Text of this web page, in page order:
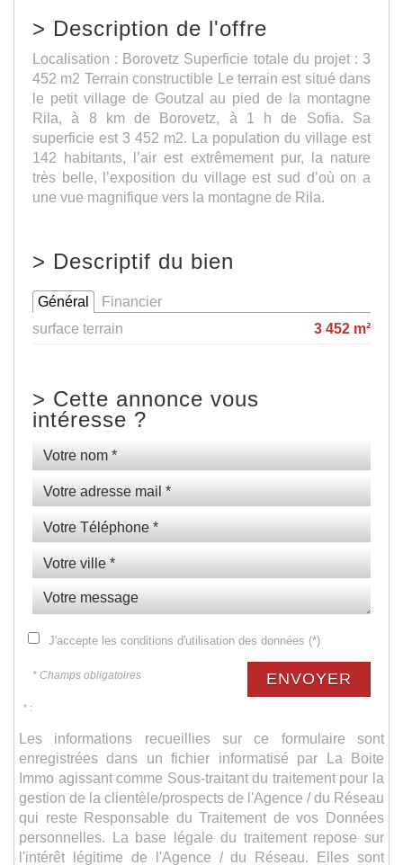
> Description de l'offre
Localisation : Borovetz Superficie totale du projet : 3
452 m2 Terrain constructible Le terrain est situé dans
le petit village de Goutzal au pied de la montagne
Rila, à 8 km de Borovetz, à 1 h de Sofia. Sa
superficie est 3 452 m2. La population du village est
142 habitants, l’air est extrêmement pur, la nature
très belle, l’exposition du village est sud d’où on a
une vue magnifique vers la montagne de Rila.
> Descriptif du bien
Général
Financier
surface terrain
3 452 m²
> Cette annonce vous
intéresse ?
J'accepte les conditions d'utilisation des données (*)
* Champs obligatoires ENVOYER
* :
Les informations recueillies sur ce formulaire sont
enregistrées dans un fichier informatisé par La Boite
Immo agissant comme Sous-traitant du traitement pour la
gestion de la clientèle/prospects de l'Agence / du Réseau
qui reste Responsable du Traitement de vos Données
personnelles. La base légale du traitement repose sur
l'intérêt légitime de l'Agence / du Réseau. Elles sont